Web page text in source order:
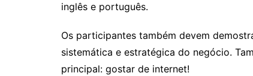
inglês e português.
Os participantes também devem
sistemática e estratégica do negócio.
principal: gostar de internet!